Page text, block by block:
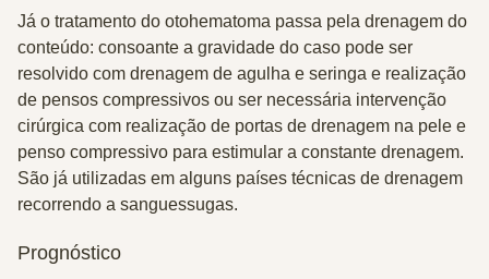
Já o tratamento do otohematoma passa pela drenagem do
conteúdo: consoante a gravidade do caso pode ser
resolvido com drenagem de agulha e seringa e realização
de pensos compressivos ou ser necessária intervenção
cirúrgica com realização de portas de drenagem na pele e
penso compressivo para estimular a constante drenagem.
São já utilizadas em alguns países técnicas de drenagem
recorrendo a sanguessugas.
Prognóstico